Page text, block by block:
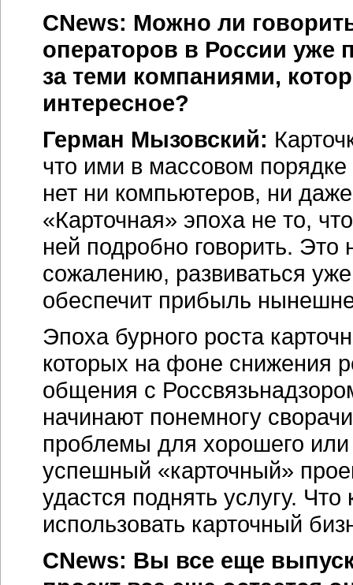
CNews: Можно ли
операторов в России уже
за теми компаниями,
интересное?
Герман Мызовский:
что ими в массовом порядке
нет ни компьютеров, ни
«Карточная» эпоха не то,
ней подробно говорить.
сожалению, развиваться
обеспечит прибыль
Эпоха бурного роста
которых на фоне снижения
общения с
начинают понемногу
проблемы для хорошего
успешный «карточный»
удастся поднять услугу.
использовать карточный
CNews: Вы все еще